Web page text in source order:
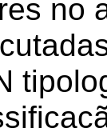
no